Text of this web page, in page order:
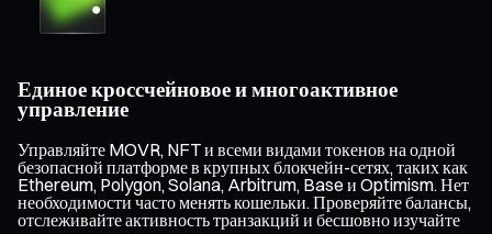
Единое кроссчейновое и многоактивное
управление
Управляйте MOVR, NFT и всеми видами токенов на одной
безопасной платформе в крупных блокчейн-сетях, таких как
Ethereum, Polygon, Solana, Arbitrum, Base и Optimism. Нет
необходимости часто менять кошельки. Проверяйте балансы,
отслеживайте активность транзакций и бесшовно изучайте